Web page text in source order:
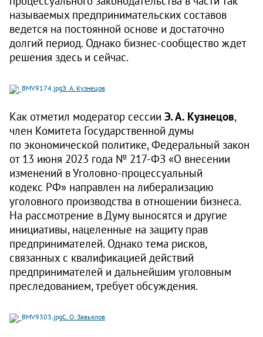
называемых предпринимательских составов
ведется на постоянной основе и достаточно
долгий период. Однако бизнес-сообщество ждет
решения здесь и сейчас.
Э. А. Кузнецов
Как отметил модератор сессии Э. А. Кузнецов,
член Комитета Государственной думы
по экономической политике, Федеральный закон
от 13 июня 2023 года № 217‑ФЗ «О внесении
изменений в Уголовно-процессуальный
кодекс РФ» направлен на либерализацию
уголовного производства в отношении бизнеса.
На рассмотрение в Думу выносятся и другие
инициативы, нацеленные на защиту прав
предпринимателей. Однако тема рисков,
связанных с квалификацией действий
предпринимателей и дальнейшим уголовным
преследованием, требует обсуждения.
С. О. Завьялов